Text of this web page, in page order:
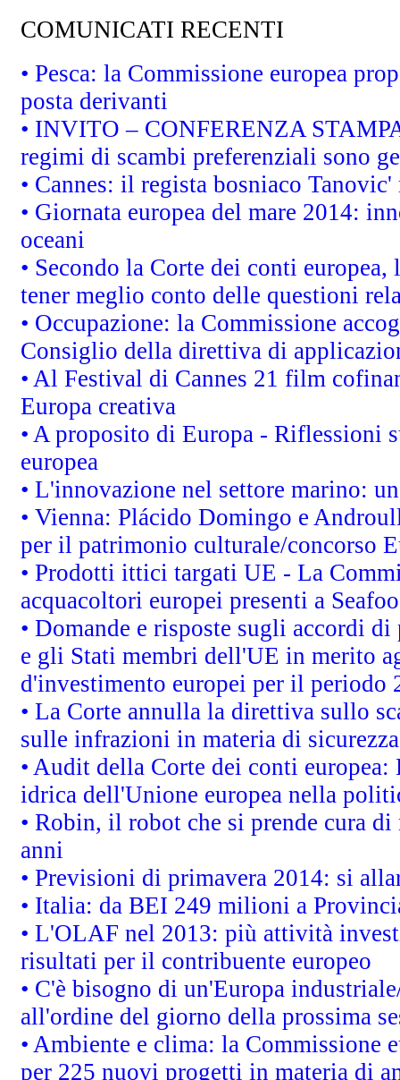
COMUNICATI RECENTI
• Pesca: la Commissione europea
posta derivanti
• INVITO – CONFERENZA
regimi di scambi preferenziali sono
• Cannes: il regista bosniaco
• Giornata europea del mare 2014:
oceani
• Secondo la Corte dei conti
tener meglio conto delle questioni
• Occupazione: la Commissione
Consiglio della direttiva di
• Al Festival di Cannes 21 film
Europa creativa
• A proposito di Europa - Riflessioni
europea
• L'innovazione nel settore marino:
• Vienna: Plácido Domingo e
per il patrimonio culturale/concorso
• Prodotti ittici targati UE - La
acquacoltori europei presenti a
• Domande e risposte sugli accordi
e gli Stati membri dell'UE in merito
d'investimento europei per il periodo
• La Corte annulla la direttiva sullo
sulle infrazioni in materia di
• Audit della Corte dei conti
idrica dell'Unione europea nella
• Robin, il robot che si prende cura
anni
• Previsioni di primavera 2014: si
• Italia: da BEI 249 milioni a
• L'OLAF nel 2013: più attività
risultati per il contribuente europeo
• C'è bisogno di un'Europa
all'ordine del giorno della prossima
• Ambiente e clima: la Commissione
per 225 nuovi progetti in materia di